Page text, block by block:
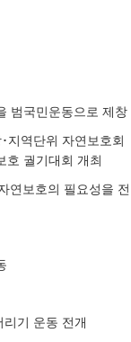
범국민운동으로 제창
지역단위 자연보호회
호 궐기대회 개최
연보호의 필요성을 전
기 운동 전개